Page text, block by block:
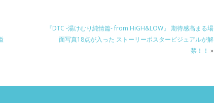
『DTC -湯けむり純情篇- from HiGH&LOW』 期待感高まる場
面写真18点が入った ストーリーポスタービジュアルが解
禁！！ »